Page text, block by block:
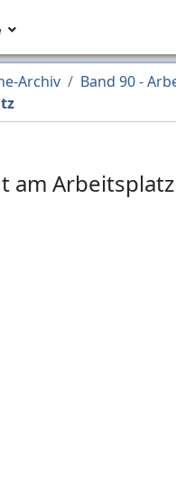
Archiv
Band 90 -
am Arbeitsplatz